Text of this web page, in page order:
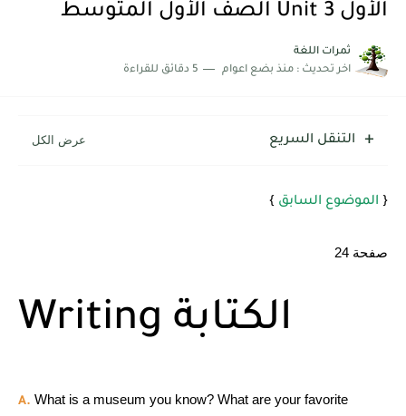
الأول Unit 3 الصف الأول المتوسط
ثمرات اللغة
اخر تحديث : منذ بضع اعوام 5 دقائق للقراءة
التنقل السريع
{ الموضوع السابق }
صفحة 24
Writing الكتابة
A. What is a museum you know? What are your favorite